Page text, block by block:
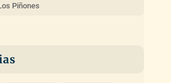
Piñones